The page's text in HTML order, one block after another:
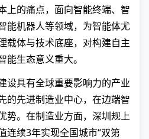
上的痛点，面向智能终端、智
能机器人等领域，为智能体尤
载体与技术底座，对构建自主
生态意义重大。
设具有全球重要影响力的产业
的先进制造业中心，在边端智
势。在制造业方面，深圳规上
连续3年实现全国城市“双第